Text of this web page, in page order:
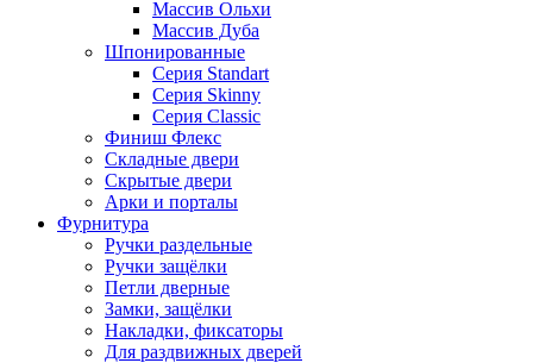
Массив Ольхи
Массив Дуба
Шпонированные
Серия Standart
Серия Skinny
Серия Classic
Финиш Флекс
Складные двери
Скрытые двери
Арки и порталы
Фурнитура
Ручки раздельные
Ручки защёлки
Петли дверные
Замки, защёлки
Накладки, фиксаторы
Для раздвижных дверей